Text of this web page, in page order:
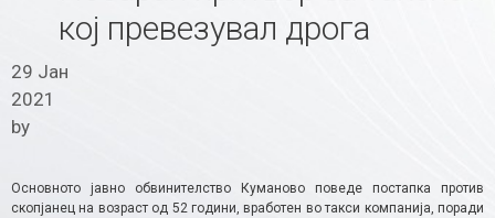
кој превезувал дрога
29 Јан
2021
by
Основното јавно обвинителство Куманово поведе постапка против
скопјанец на возраст од 52 години, вработен во такси компанија, поради